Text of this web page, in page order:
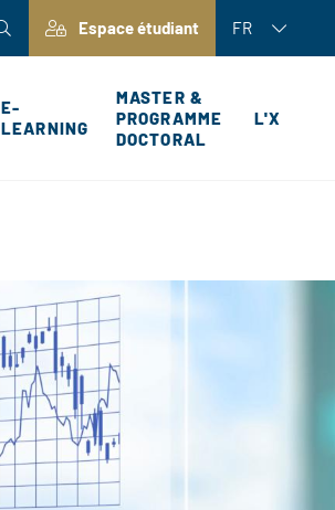
Espace étudiant FR
E-
LEARNING
MASTER &
PROGRAMME
DOCTORAL
L'X